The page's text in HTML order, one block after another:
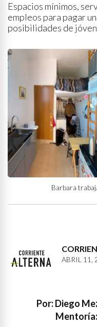
Espacios mínimos,
empleos para pagar
posibilidades de
Barbara
ABRIL 11,
Por: Diego